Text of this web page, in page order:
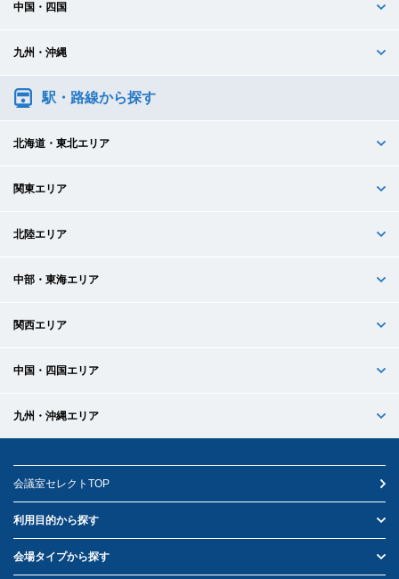
中国・四国
九州・沖縄
駅・路線から探す
北海道・東北エリア
関東エリア
北陸エリア
中部・東海エリア
関西エリア
中国・四国エリア
九州・沖縄エリア
会議室セレクトTOP
利用目的から探す
会場タイプから探す